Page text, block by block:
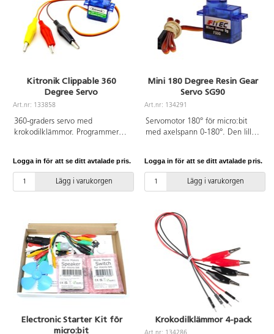
Kitronik Clippable 360
Degree Servo
Art.nr: 133858
360-graders servo med
krokodilklämmor. Programmeras
Logga in för att se ditt avtalade pris.
Lägg i varukorgen
Mini 180 Degree Resin Gear
Servo SG90
Art.nr: 134291
Servomotor 180° för micro:bit
med axelspann 0-180°. Den lilla
Passar de flesta applikationer.
Utmärkt för nybörjare inom
programmering. Se PDF för
Logga in för att se ditt avtalade pris.
Lägg i varukorgen
Electronic Starter Kit för
micro:bit
Krokodilklämmor 4-pack